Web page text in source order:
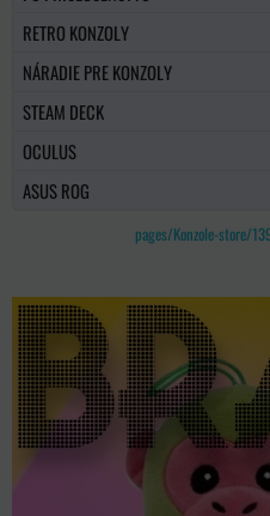
RETRO KONZOLY
NÁRADIE PRE KONZOLY
STEAM DECK
OCULUS
ASUS ROG
pages/Konzole-store/